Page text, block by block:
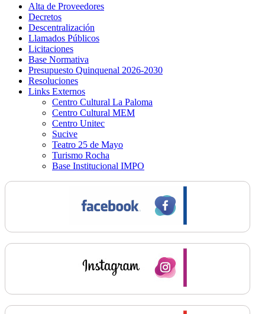
Alta de Proveedores
Decretos
Descentralización
Llamados Públicos
Licitaciones
Base Normativa
Presupuesto Quinquenal 2026-2030
Resoluciones
Links Externos
Centro Cultural La Paloma
Centro Cultural MEM
Centro Unitec
Sucive
Teatro 25 de Mayo
Turismo Rocha
Base Institucional IMPO